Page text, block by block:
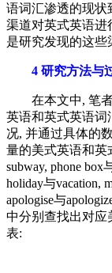
语词汇渗透的现状
渠道对英式英语进
是研究发现的这些
4 研究方法与
在本文中, 笔者
英语和英式英语词
况, 并通过具体的
量的美式英语和英
subway, phone box
holiday与vacation,
apologise与
中分别查找出对应
表: